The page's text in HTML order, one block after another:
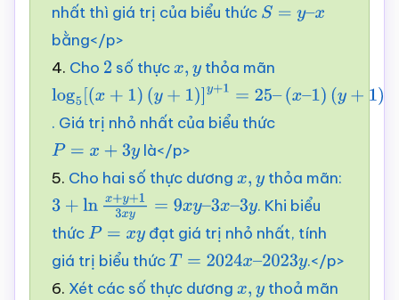
y
nhất thì giá trị của biểu thức S=y–x
bằng</p>
4. Cho 2 số thựcx,y thỏa mãn
log5[(x +1)
( y+1)]y +1=25–
(x –1 )( y+1)
. Giá trị nhỏ nhất của biểu thức
P=x+ 3 y
là</p>
5. Cho hai số thực dương x,y thỏa mãn:
3 +ln x+ y+13xy =9 xy–3x–3y . Khi biểu
thứcP=xy
đạt giá trị nhỏ nhất, tính
giá trị biểu thức T =2024x–2023y .</p>
6. Xét các số thực dương x,y thoả mãn